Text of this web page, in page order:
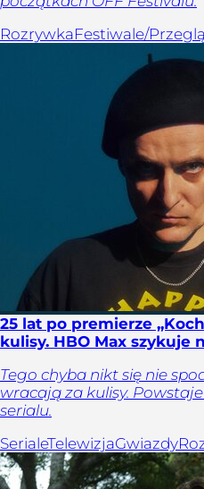
RozrywkaFestiwale/
25 lat po premierze
kulisy. HBO Max szykuje
Tego chyba nikt się nie
wracają za kulisy.
serialu.
SerialeTelewizjaGwiazdy